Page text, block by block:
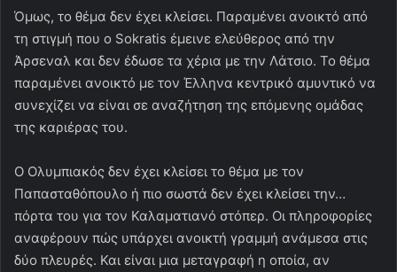
Όμως, το θέμα δεν έχει κλείσει. Παραμένει ανοικτό από
τη στιγμή που ο Sokratis έμεινε ελεύθερος από την
Άρσεναλ και δεν έδωσε τα χέρια με την Λάτσιο. Το θέμα
παραμένει ανοικτό με τον Έλληνα κεντρικό αμυντικό να
συνεχίζει να είναι σε αναζήτηση της επόμενης ομάδας
της καριέρας του.
Ο Ολυμπιακός δεν έχει κλείσει το θέμα με τον
Παπασταθόπουλο ή πιο σωστά δεν έχει κλείσει την…
πόρτα του για τον Καλαματιανό στόπερ. Οι πληροφορίες
αναφέρουν πώς υπάρχει ανοικτή γραμμή ανάμεσα στις
δύο πλευρές. Και είναι μια μεταγραφή η οποία, αν